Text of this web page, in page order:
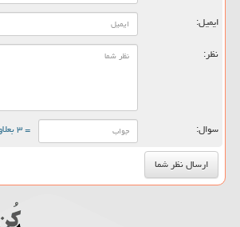
ایمیل:
نظر:
سوال: = ۳ بعلاوه ۲